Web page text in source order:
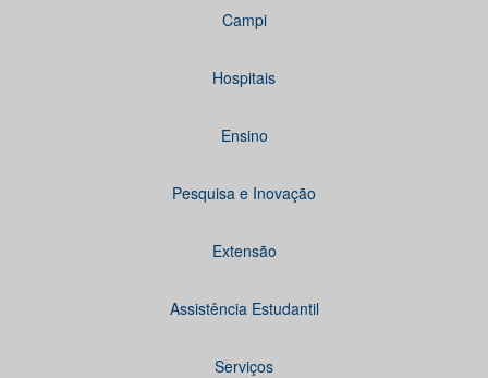
Campi
Hospitais
Ensino
Pesquisa e Inovação
Extensão
Assistência Estudantil
Serviços